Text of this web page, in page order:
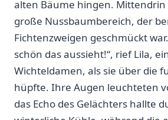
alten Bäume hingen. Mittendrin
große Nussbaumbereich, der
Fichtenzweigen geschmückt
schön das aussieht!“, rief ⁤Lila,
Wichteldamen, als sie über die
hüpfte. Ihre Augen leuchteten
das Echo des⁤ Gelächters hallte